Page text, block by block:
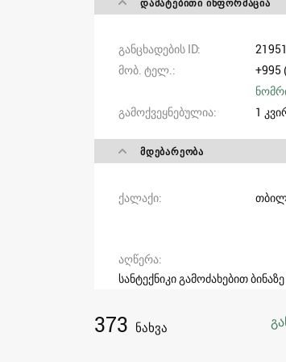
განცხადების ID
მობ. ტელ.
+995
გამოქვეყნებულია
1
ᲛᲓᲔᲑᲐᲠᲔᲝᲑᲐ
ქალაქი
აღწერა
სანტექნიკი გამოძახებით
373 ნახვა